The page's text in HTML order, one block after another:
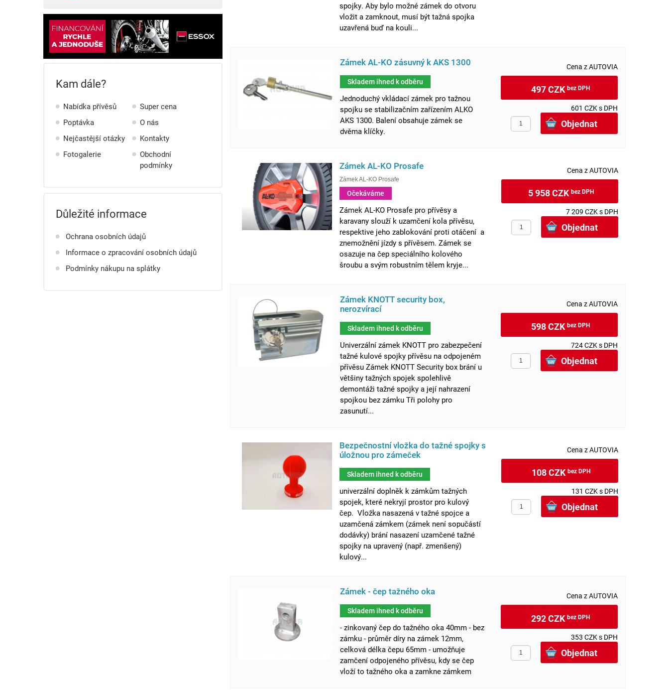
Kam dále?
Nabídka přívěsů
Super cena
Poptávka
O nás
Nejčastější otázky
Kontakty
Fotogalerie
Obchodní
podmínky
Důležité informace
Ochrana osobních údajů
Informace o zpracování osobních údajů
Podmínky nákupu na splátky
spojky. Aby bylo možné zámek do otvoru
vložit a zamknout, musí být tažná spojka
uzavřená buď na kouli...
Zámek AL-KO zásuvný k AKS 1300
Skladem ihned k odběru
Jednoduchý vkládací zámek pro tažnou
spojku se stabilizačním zařízením ALKO
AKS 1300. Balení obsahuje zámek se
dvěma klíčky.
Cena z AUTOVIA
497 CZKbez DPH
601 CZK s DPH
Zámek AL-KO Prosafe
Zámek AL-KO Prosafe
Očekáváme
Zámek AL-KO Prosafe pro přívěsy a
karavany slouží k uzamčení kola přívěsu,
respektive jeho zablokování proti otáčení a
znemožnění jízdy s přívěsem. Zámek se
osazuje na čep speciálního kolového
šroubu a svým robustním tělem kryje...
Cena z AUTOVIA
5 958 CZKbez DPH
7 209 CZK s DPH
Zámek KNOTT security box,
nerozvírací
Skladem ihned k odběru
Univerzální zámek KNOTT pro zabezpečení
tažné kulové spojky přívěsu na odpojeném
přívěsu Zámek KNOTT Security box brání u
většiny tažných spojek spolehlivě
demontáži tažné spojky a její nahrazení
spojkou bez zámku Tři polohy pro
zasunutí...
Cena z AUTOVIA
598 CZKbez DPH
724 CZK s DPH
Bezpečnostní vložka do tažné spojky s
úložnou pro zámeček
Skladem ihned k odběru
univerzální doplněk k zámkům tažných
spojek, které nekryjí prostor pro kulový
čep. Vložka nasazená v tažné spojce a
uzamčená zámkem (zámek není sopučástí
dodávky) brání nasazení uzamčené tažné
spojky na upravený (např. zmenšený)
kulový...
Cena z AUTOVIA
108 CZKbez DPH
131 CZK s DPH
Zámek - čep tažného oka
Skladem ihned k odběru
- zinkovaný čep do tažného oka 40mm - bez
zámku - průměr díry na zámek 12mm,
celková délka čepu 65mm - umožňuje
zamčení odpojeného přívěsu, kdy se čep
vloží to tažného oka a zamkne zámkem
Cena z AUTOVIA
292 CZKbez DPH
353 CZK s DPH